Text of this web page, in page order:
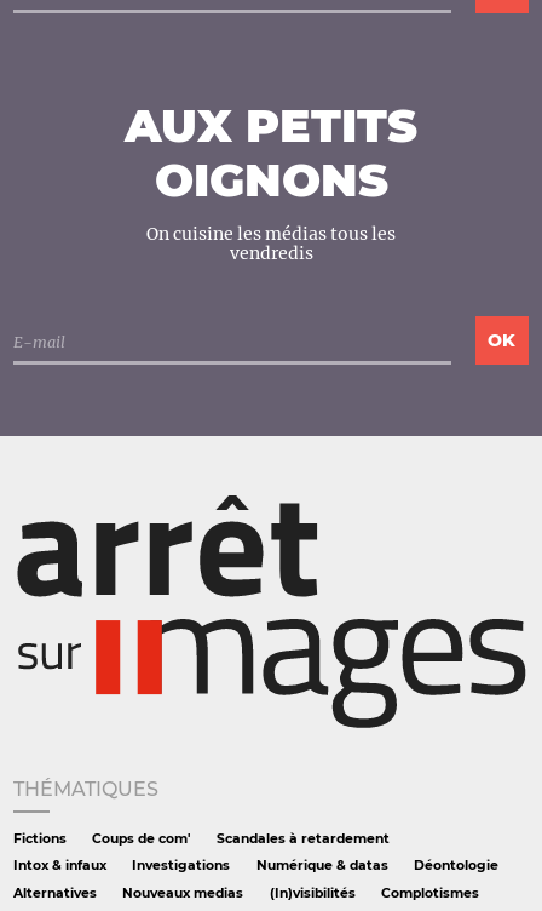
AUX PETITS
OIGNONS
On cuisine les médias tous les
vendredis
THÉMATIQUES
Fictions Coups de com'
Scandales à retardement
Intox & infaux
Investigations Numérique & datas
Déontologie
Alternatives
Nouveaux medias (In)visibilités
Complotismes